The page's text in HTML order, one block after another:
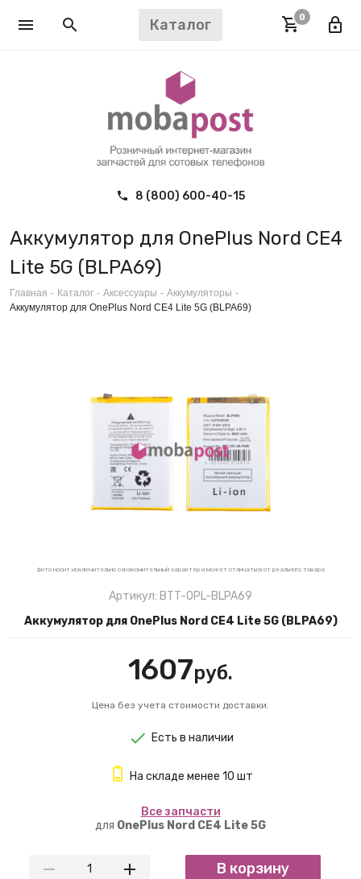
Каталог 0
8 (800) 600-40-15
Аккумулятор для OnePlus Nord CE4
Lite 5G (BLPA69)
Главная - Каталог - Аксессуары - Аккумуляторы -
Аккумулятор для OnePlus Nord CE4 Lite 5G (BLPA69)
фото носит исключительно ознакомительный характер и может отличаться от реального товара
Артикул: BTT-OPL-BLPA69
Аккумулятор для OnePlus Nord CE4 Lite 5G (BLPA69)
1607руб.
Цена без учета стоимости доставки.
Есть в наличии
На складе менее 10 шт
Вcе запчасти
для OnePlus Nord CE4 Lite 5G
В корзину